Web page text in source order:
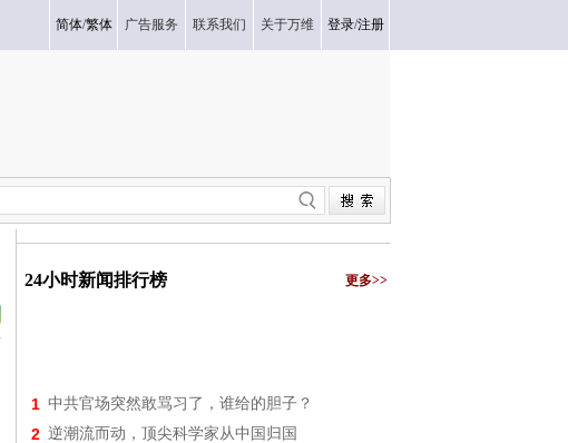
简体/繁体 广告服务 联系我们 关于万维 登录/注册
24小时新闻排行榜 更多>>
1 中共官场突然敢骂习了，谁给的胆子？
2 逆潮流而动，顶尖科学家从中国归国